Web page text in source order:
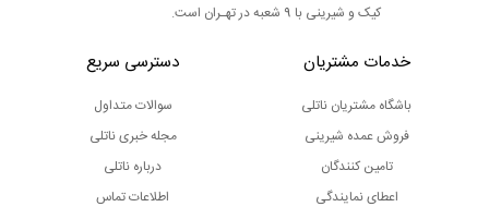
کیک و شیرینی با 9 شعبه در تهـران است.
خدمات مشتریان
باشگاه مشتریان ناتلی
فروش عمده شیرینی
تامین کنندگان
اعطای نمایندگی
دسترسی سریع
سوالات متداول
مجله خبری ناتلی
درباره ناتلی
اطلاعات تماس